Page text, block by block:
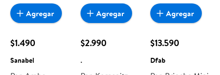
$1.490
Sanabel
Agregar
$2.990
.
Agregar
$13.590
Dfab
Agregar